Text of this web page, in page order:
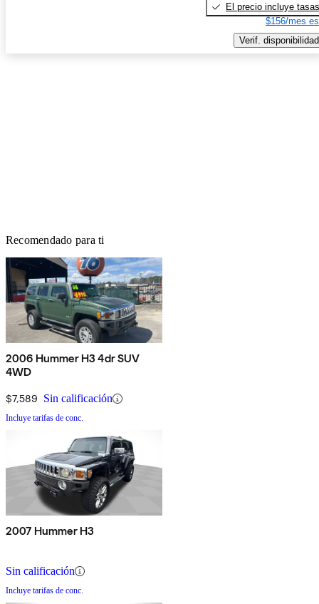
El precio incluye tasas
$156/mes
Verif. disponibilidad
Recomendado para ti
2006 Hummer H3 4dr SUV
4WD
$7,589 Sin calificación
Incluye tarifas de conc.
2007 Hummer H3
Sin calificación
Incluye tarifas de conc.